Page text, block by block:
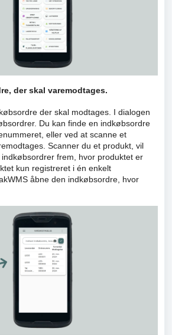
der skal varemodtages.
der skal modtages. I dialogen
Du kan finde en indkøbsordre
eller ved at scanne et
Scanner du et produkt, vil
indkøbsordrer frem, hvor produktet er
kun registreret i én enkelt
åbne den indkøbsordre, hvor